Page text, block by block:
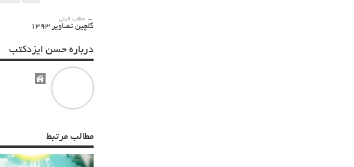
← مطلب قبلی
گلچین تصاویر ۱۳۹۳
درباره حسن ایزدکتب
مطالب مرتبط